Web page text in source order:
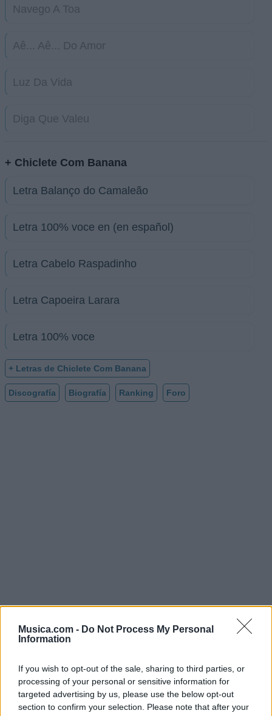
Musica.com - Do Not Process My Personal
Information
If you wish to opt-out of the sale, sharing to third parties, or
processing of your personal or sensitive information for
targeted advertising by us, please use the below opt-out
section to confirm your selection. Please note that after your
Navego A Toa
Aê... Aê... Do Amor
Luz Da Vida
Diga Que Valeu
+ Chiclete Com Banana
Letra Balanço do Camaleão
Letra 100% voce en (en español)
Letra Cabelo Raspadinho
Letra Capoeira Larara
Letra 100% voce
+ Letras de Chiclete Com Banana
Discografía Biografía Ranking Foro